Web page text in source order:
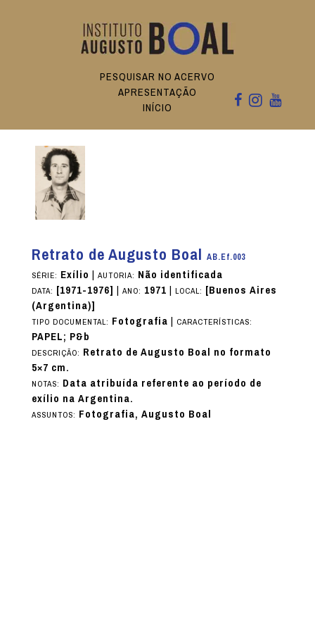
PESQUISAR NO ACERVO
APRESENTAÇÃO
INÍCIO
Retrato de Augusto Boal AB.Ef.003
SÉRIE: Exílio | AUTORIA: Não identificada
DATA: [1971-1976] | ANO: 1971| LOCAL: [Buenos Aires
(Argentina)]
TIPO DOCUMENTAL: Fotografia| CARACTERÍSTICAS:
PAPEL; P&b
DESCRIÇÃO: Retrato de Augusto Boal no formato
5×7 cm.
NOTAS: Data atribuída referente ao período de
exílio na Argentina.
ASSUNTOS: Fotografia, Augusto Boal